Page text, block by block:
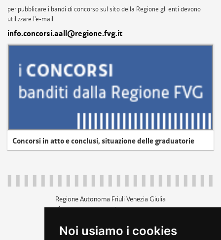
Noi usiamo i cookies
per pubblicare i bandi di concorso sul sito della Regione gli enti devono
utilizzare l'e-mail
info.concorsi.aall@regione.fvg.it
Concorsi in atto e conclusi, situazione delle graduatorie
Regione Autonoma Friuli Venezia Giulia
c.f. 80014930327; p.iva 00526040324
+39 040 3771111